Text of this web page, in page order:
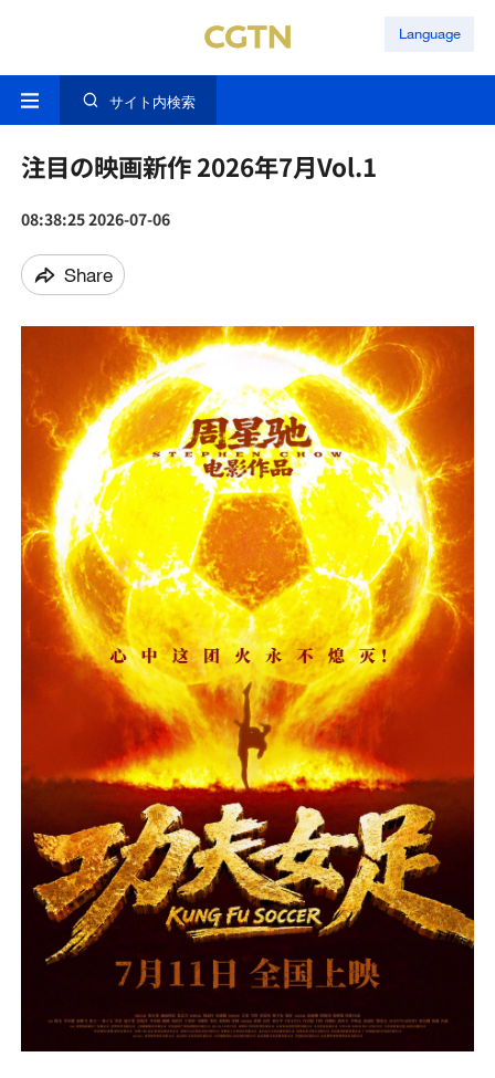
Language
サイト内検索
注目の映画新作 2026年7月Vol.1
08:38:25 2026-07-06
Share